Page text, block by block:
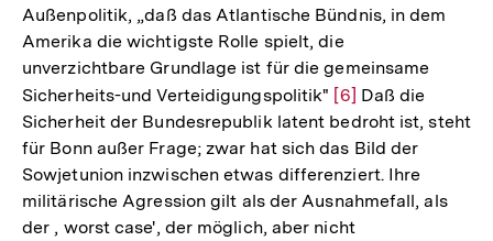
Außenpolitik, „daß das Atlantische Bündnis, in dem
Amerika die wichtigste Rolle spielt, die
unverzichtbare Grundlage ist für die gemeinsame
Sicherheits-und Verteidigungspolitik" Zur
Auflösung
der
Fußnote
[6] Daß die
Sicherheit der Bundesrepublik latent bedroht ist, steht
für Bonn außer Frage; zwar hat sich das Bild der
Sowjetunion inzwischen etwas differenziert. Ihre
militärische Agression gilt als der Ausnahmefall, als
der , worst case', der möglich, aber nicht